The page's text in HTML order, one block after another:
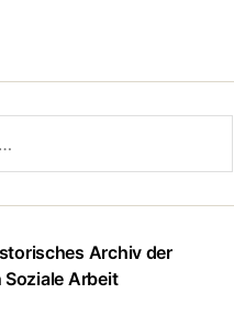
Archiv der
Arbeit